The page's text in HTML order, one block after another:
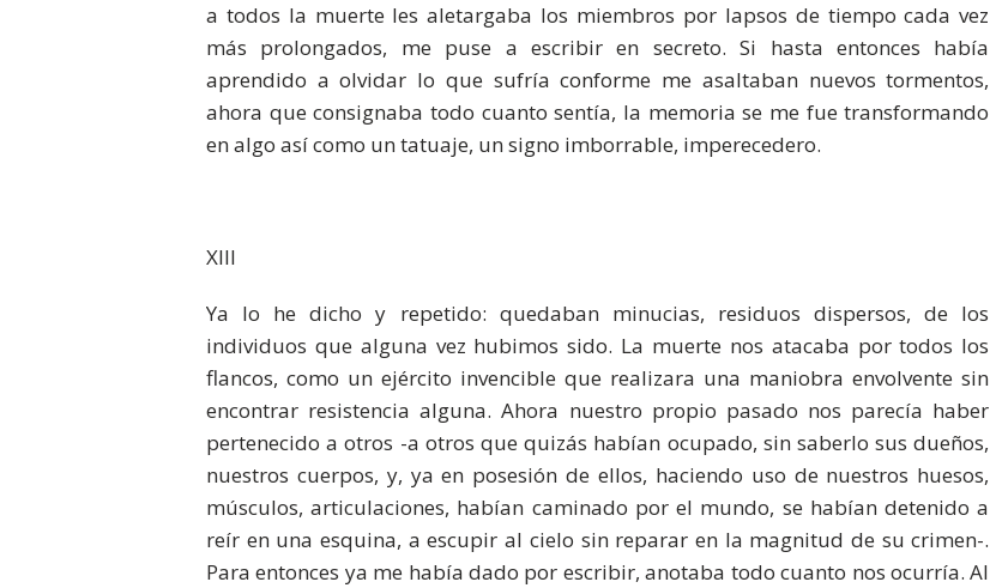
a todos la muerte les aletargaba los miembros por lapsos de tiempo cada vez
más prolongados, me puse a escribir en secreto. Si hasta entonces había
aprendido a olvidar lo que sufría conforme me asaltaban nuevos tormentos,
ahora que consignaba todo cuanto sentía, la memoria se me fue transformando
en algo así como un tatuaje, un signo imborrable, imperecedero.
XIII
Ya lo he dicho y repetido: quedaban minucias, residuos dispersos, de los
individuos que alguna vez hubimos sido. La muerte nos atacaba por todos los
flancos, como un ejército invencible que realizara una maniobra envolvente sin
encontrar resistencia alguna. Ahora nuestro propio pasado nos parecía haber
pertenecido a otros -a otros que quizás habían ocupado, sin saberlo sus dueños,
nuestros cuerpos, y, ya en posesión de ellos, haciendo uso de nuestros huesos,
músculos, articulaciones, habían caminado por el mundo, se habían detenido a
reír en una esquina, a escupir al cielo sin reparar en la magnitud de su crimen-.
Para entonces ya me había dado por escribir, anotaba todo cuanto nos ocurría. Al